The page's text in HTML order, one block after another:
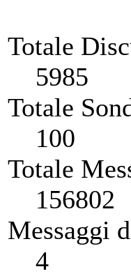
Totale
5985
Totale
100
Totale
156802
Messaggi
4